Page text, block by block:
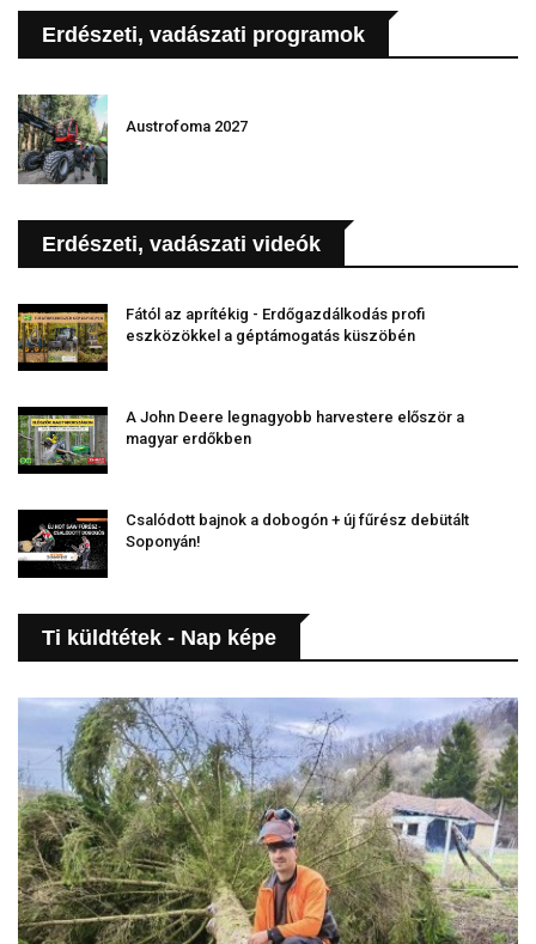
Erdészeti, vadászati programok
Austrofoma 2027
Erdészeti, vadászati videók
Fától az aprítékig - Erdőgazdálkodás profi
eszközökkel a géptámogatás küszöbén
A John Deere legnagyobb harvestere először a
magyar erdőkben
Csalódott bajnok a dobogón + új fűrész debütált
Soponyán!
Ti küldtétek - Nap képe